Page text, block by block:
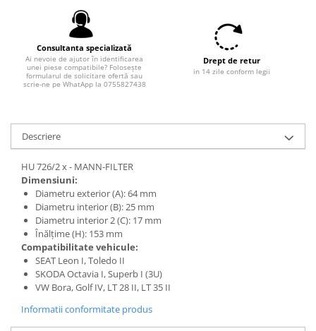
Filtre combustibil
Filtre habitaclu
Filtre uscator
Filtre hidraulice
Filtre epurator
Placute frana
Discuri frana
Saboti frana
Senzori uzura placute
Tamburi frana
Cablu frana de mana
Suport etrier
Electrice
Bujii incandescente
Consultanta specializată
Ai nevoie de ajutor în identificarea
unei piese compatibile? Folosește
formularul de solicitare ofertă sau
scrie-ne pe WhatApp la 0755827438
Drept de retur
in 14 zile conform legii
Descriere
HU 726/2 x - MANN-FILTER
Dimensiuni:
Diametru exterior (A): 64 mm
Diametru interior (B): 25 mm
Diametru interior 2 (C): 17 mm
Înălțime (H): 153 mm
Compatibilitate vehicule:
SEAT Leon I, Toledo II
SKODA Octavia I, Superb I (3U)
VW Bora, Golf IV, LT 28 II, LT 35 II
Informatii conformitate produs